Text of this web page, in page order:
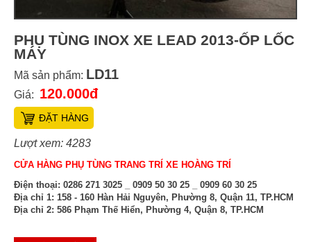
PHỤ TÙNG INOX XE LEAD 2013-ỐP LỐC
MÁY
Mã sản phẩm: LD11
Giá: 120.000đ
ĐẶT HÀNG
Lượt xem: 4283
CỬA HÀNG PHỤ TÙNG TRANG TRÍ XE HOÀNG TRÍ
Điện thoại: 0286 271 3025 _ 0909 50 30 25 _ 0909 60 30 25
Địa chỉ 1: 158 - 160 Hàn Hải Nguyên, Phường 8, Quận 11, TP.HCM
Địa chỉ 2: 586 Phạm Thế Hiển, Phường 4, Quận 8, TP.HCM